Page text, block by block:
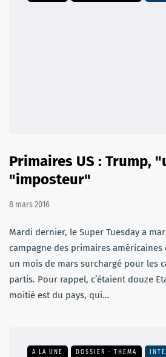
Primaires US : Trump,
"imposteur"
8 mars 2016
Mardi dernier, le Super Tuesday a
campagne des primaires
un mois de mars surchargé pour les
partis. Pour rappel, c’étaient douze
moitié est du pays, qui…
A LA UNE DOSSIER - THEMA